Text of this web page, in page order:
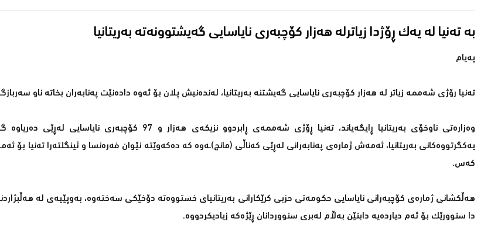
بە تەنیا لە یەک ڕۆژدا زیاترلە هەزار كۆچبەری نایاسایی گەیشتوونەتە بەریتانیا
پەیام
تەنیا رۆژی شەممە زیاتر لە هەزار كۆچبەری نایاسایی گەیشتنە بەریتانیا، لەندەنیش پلان بۆ ئەوە دادەنێت پەنابەران بخاتە ناو
وەزارەتی ناوخۆی بەریتانیا ڕایگەیاند، تەنیا ڕۆژی شەممەی ڕابردوو نزیكەی هەزار و 97
كەس.
هەڵكشانی ژمارەی كۆچبەرانی نایاسایی حكومەتی حزبی كرێكارانی بەریتانیای خستووەتە دۆخێكی سەختەوە، بەوپێیەی لە
دا سنوورێك بۆ ئەم دیاردەیە دابنێن بەڵام لەبری سنووردانان ڕێژەكە زیادیكردووە.